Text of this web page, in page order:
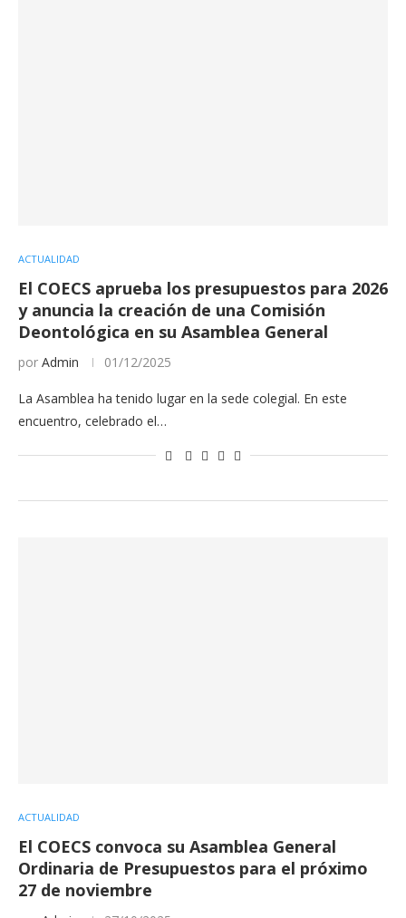
ACTUALIDAD
El COECS aprueba los presupuestos para 2026
y anuncia la creación de una Comisión
Deontológica en su Asamblea General
por Admin 01/12/2025
La Asamblea ha tenido lugar en la sede colegial. En este
encuentro, celebrado el…
ACTUALIDAD
El COECS convoca su Asamblea General
Ordinaria de Presupuestos para el próximo
27 de noviembre